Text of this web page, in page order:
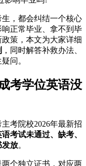
，都会纠结一个核心
正常毕业、拿不到毕
策，本文为大家详细
，同时解答补救办法、
问。
考学位英语没
考院校2026年最新招
考试未通过、缺考、
发放。
两个独立证书，对应两